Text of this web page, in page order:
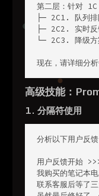
第二层：针对 1C
├─ 2C1. 队列排
├─ 2C2. 实时反
└─ 2C3. 降级方
现在，请详细分
高级技能：
1. 分隔符使用
分析以下用户反
用户反馈开始
我购买的笔记本
联系客服后等了